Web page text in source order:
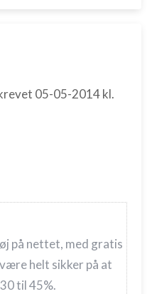
05-05-2014kl.
på nettet, med gratis
helt sikker på at
til 45%.